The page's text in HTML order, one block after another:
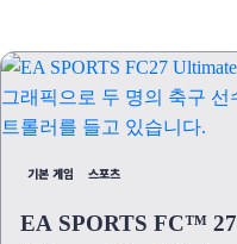
기본 게임 스포츠
EA SPORTS FC™ 27